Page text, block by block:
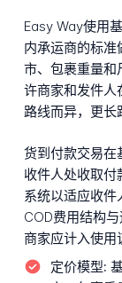
Easy Way使用
内承运商的标准
市、包裹重量和
许商家和发件人
路线而异，更长
货到付款交易在
收件人处收取
系统以适应收
COD费用结构
商家应计入使用
定价模型: